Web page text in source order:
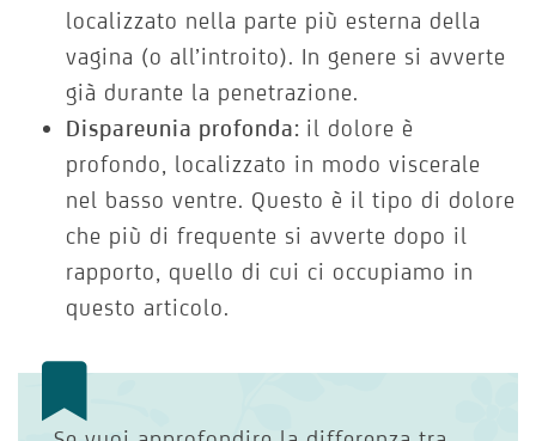
localizzato nella parte più esterna della
vagina (o all’introito). In genere si avverte
già durante la penetrazione.
Dispareunia profonda: il dolore è
profondo, localizzato in modo viscerale
nel basso ventre. Questo è il tipo di dolore
che più di frequente si avverte dopo il
rapporto, quello di cui ci occupiamo in
questo articolo.